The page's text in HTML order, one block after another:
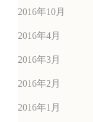
2016年10月
2016年4月
2016年3月
2016年2月
2016年1月